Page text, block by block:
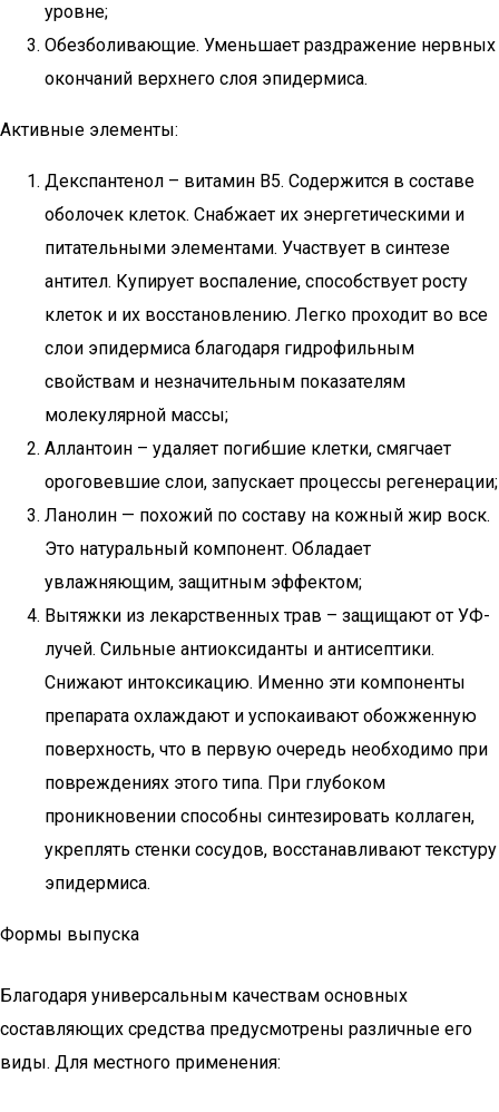
уровне;
Обезболивающие. Уменьшает раздражение нервных
окончаний верхнего слоя эпидермиса.
Активные элементы:
Декспантенол – витамин В5. Содержится в составе
оболочек клеток. Снабжает их энергетическими и
питательными элементами. Участвует в синтезе
антител. Купирует воспаление, способствует росту
клеток и их восстановлению. Легко проходит во все
слои эпидермиса благодаря гидрофильным
свойствам и незначительным показателям
молекулярной массы;
Аллантоин – удаляет погибшие клетки, смягчает
ороговевшие слои, запускает процессы регенерации;
Ланолин — похожий по составу на кожный жир воск.
Это натуральный компонент. Обладает
увлажняющим, защитным эффектом;
Вытяжки из лекарственных трав – защищают от УФ-
лучей. Сильные антиоксиданты и антисептики.
Снижают интоксикацию. Именно эти компоненты
препарата охлаждают и успокаивают обожженную
поверхность, что в первую очередь необходимо при
повреждениях этого типа. При глубоком
проникновении способны синтезировать коллаген,
укреплять стенки сосудов, восстанавливают текстуру
эпидермиса.
Формы выпуска
Благодаря универсальным качествам основных
составляющих средства предусмотрены различные его
виды. Для местного применения: